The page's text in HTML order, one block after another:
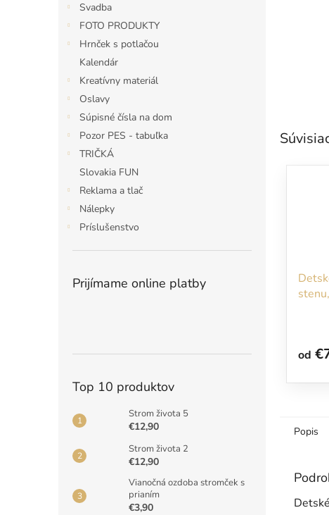
Svadba
FOTO PRODUKTY
Hrnček s potlačou
Kalendár
Kreatívny materiál
Oslavy
Súpisné čísla na dom
Pozor PES - tabuľka
TRIČKÁ
Slovakia FUN
Reklama a tlač
Nálepky
Príslušenstvo
Prijímame online platby
Top 10 produktov
Strom života 5
€12,90
Strom života 2
€12,90
Vianočná ozdoba stromček s
prianím
€3,90
od
Popis